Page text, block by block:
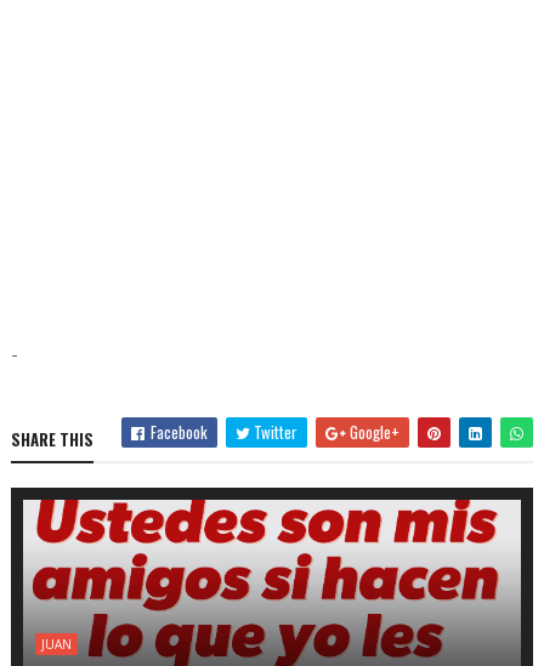
-
SHARE THIS Facebook Twitter Google+
JUAN